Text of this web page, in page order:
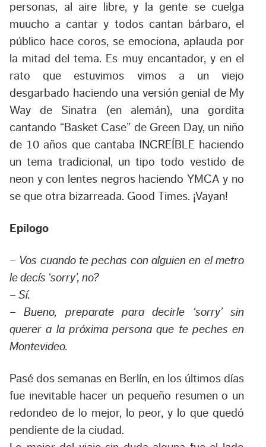
personas, al aire libre, y la gente se cuelga
muucho a cantar y todos cantan bárbaro, el
público hace coros, se emociona, aplauda por
la mitad del tema. Es muy encantador, y en el
rato que estuvimos vimos a un viejo
desgarbado haciendo una versión genial de My
Way de Sinatra (en alemán), una gordita
cantando “Basket Case” de Green Day, un niño
de 10 años que cantaba INCREÍBLE haciendo
un tema tradicional, un tipo todo vestido de
neon y con lentes negros haciendo YMCA y no
se que otra bizarreada. Good Times. ¡Vayan!
Epílogo
– Vos cuando te pechas con alguien en el metro
le decís ‘sorry’, no?
– Sí.
– Bueno, preparate para decirle ‘sorry’ sin
querer a la próxima persona que te peches en
Montevideo.
Pasé dos semanas en Berlín, en los últimos días
fue inevitable hacer un pequeño resumen o un
redondeo de lo mejor, lo peor, y lo que quedó
pendiente de la ciudad.